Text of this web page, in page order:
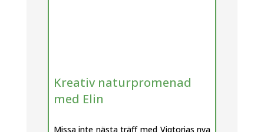
Kreativ naturpromenad
med Elin
Missa inte nästa träff med Viqtorias nya